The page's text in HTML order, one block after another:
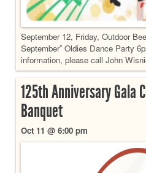
September 12, Friday, Outdoor
September” Oldies Dance Party
information, please call John
125th Anniversary Gala
Banquet
Oct 11 @ 6:00 pm